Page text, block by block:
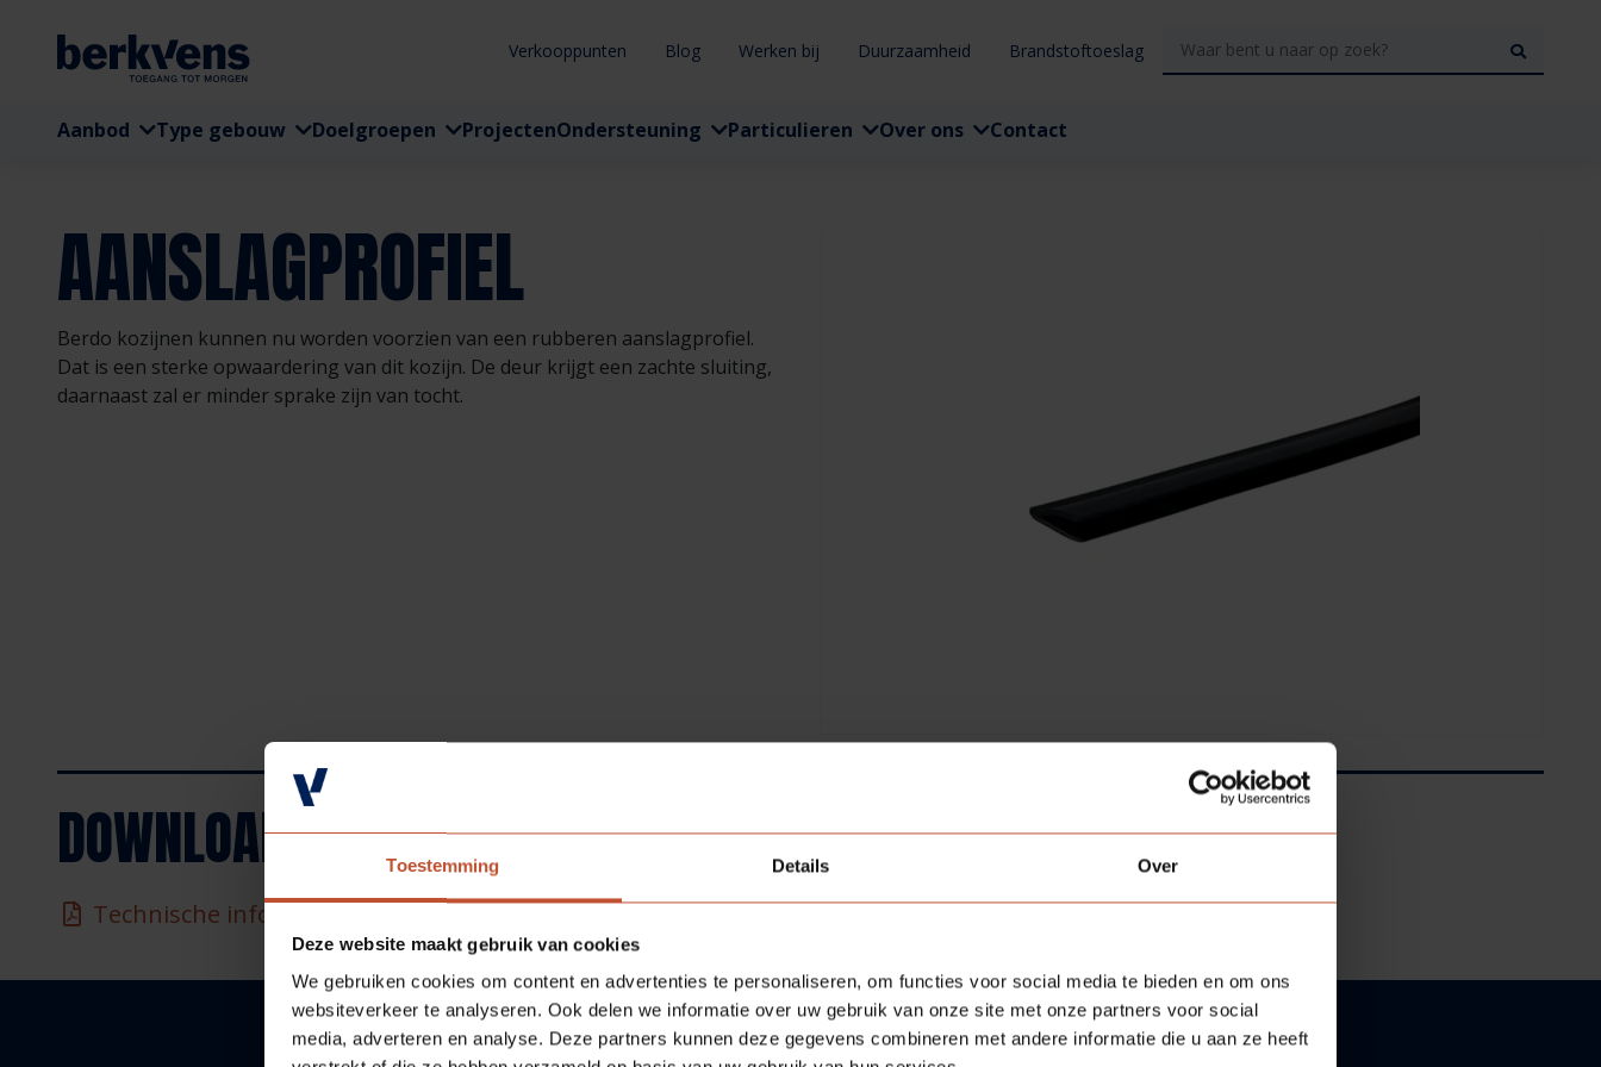
Toestemming Details Over
Deze website maakt gebruik van cookies
We gebruiken cookies om content en advertenties te personaliseren, om functies voor social media te bieden en om ons
websiteverkeer te analyseren. Ook delen we informatie over uw gebruik van onze site met onze partners voor social
media, adverteren en analyse. Deze partners kunnen deze gegevens combineren met andere informatie die u aan ze heeft
Verkooppunten Blog Werken bij Duurzaamheid Brandstoftoeslag
Aanbod Type gebouw Doelgroepen ProjectenOndersteuning Particulieren Over ons Contact
AANSLAGPROFIEL
Berdo kozijnen kunnen nu worden voorzien van een rubberen aanslagprofiel.
Dat is een sterke opwaardering van dit kozijn. De deur krijgt een zachte sluiting,
daarnaast zal er minder sprake zijn van tocht.
DOWNLOADS
Technische informatie